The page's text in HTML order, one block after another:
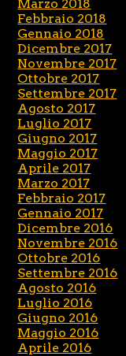
Marzo 2018
Febbraio 2018
Gennaio 2018
Dicembre 2017
Novembre 2017
Ottobre 2017
Settembre 2017
Agosto 2017
Luglio 2017
Giugno 2017
Maggio 2017
Aprile 2017
Marzo 2017
Febbraio 2017
Gennaio 2017
Dicembre 2016
Novembre 2016
Ottobre 2016
Settembre 2016
Agosto 2016
Luglio 2016
Giugno 2016
Maggio 2016
Aprile 2016